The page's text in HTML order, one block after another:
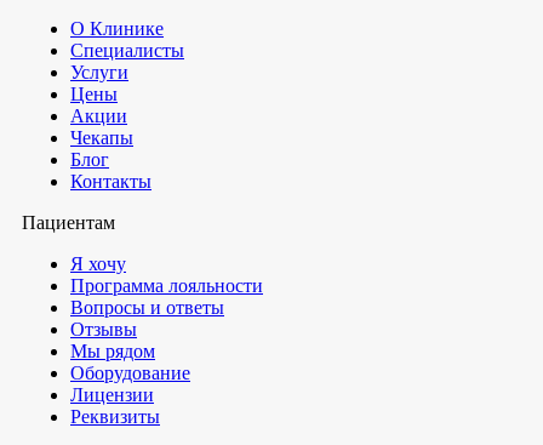
О Клинике
Специалисты
Услуги
Цены
Акции
Чекапы
Блог
Контакты
Пациентам
Я хочу
Программа лояльности
Вопросы и ответы
Отзывы
Мы рядом
Оборудование
Лицензии
Реквизиты